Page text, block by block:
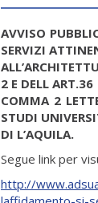
AVVISO
SERVIZI
2 E DELL ART.36
COMMA 2
STUDI
DI L’AQUILA.
Segue link per
http://